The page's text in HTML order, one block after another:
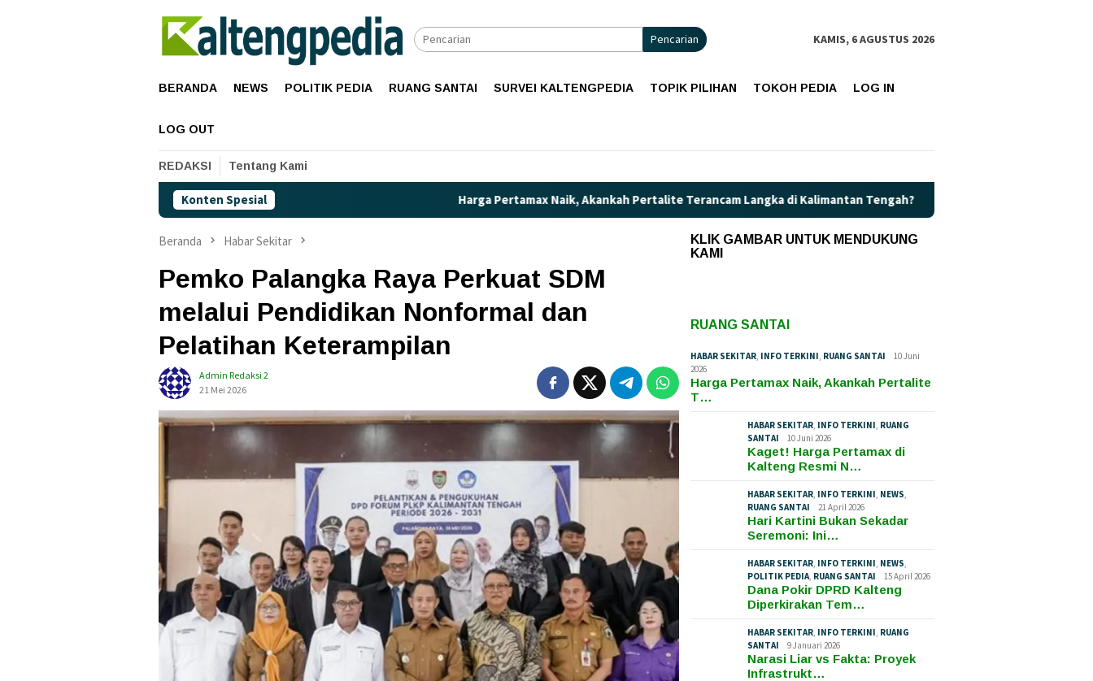
Pencarian KAMIS, 6 AGUSTUS 2026
BERANDA NEWS POLITIK PEDIA RUANG SANTAI SURVEI KALTENGPEDIA TOPIK PILIHAN TOKOH PEDIA LOG IN
LOG OUT
REDAKSI Tentang Kami
Konten Spesial Harga Pertamax Naik, Akankah Pertalite Terancam Langka di Kalimantan Tengah? Kaget! Harga Pertamax di Kalteng Resmi
Beranda Habar Sekitar
Pemko Palangka Raya Perkuat SDM
melalui Pendidikan Nonformal dan
Pelatihan Keterampilan
Admin Redaksi 2
21 Mei 2026
KLIK GAMBAR UNTUK MENDUKUNG
KAMI
RUANG SANTAI
HABAR SEKITAR, INFO TERKINI, RUANG SANTAI
10 Juni
2026
Harga Pertamax Naik, Akankah Pertalite
T…
HABAR SEKITAR, INFO TERKINI, RUANG
SANTAI
10 Juni 2026
Kaget! Harga Pertamax di
Kalteng Resmi N…
HABAR SEKITAR, INFO TERKINI, NEWS,
RUANG SANTAI
21 April 2026
Hari Kartini Bukan Sekadar
Seremoni: Ini…
HABAR SEKITAR, INFO TERKINI, NEWS,
POLITIK PEDIA, RUANG SANTAI 15 April 2026
Dana Pokir DPRD Kalteng
Diperkirakan Tem…
HABAR SEKITAR, INFO TERKINI, RUANG
SANTAI
9 Januari 2026
Narasi Liar vs Fakta: Proyek
Infrastrukt…